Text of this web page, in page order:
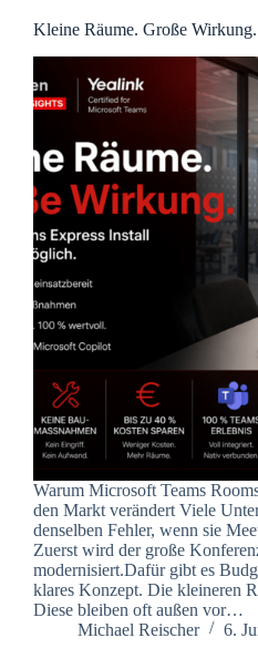
Kleine Räume. Große Wirkung.
Warum Microsoft Teams
den Markt verändert Viele
denselben Fehler, wenn sie
Zuerst wird der große
modernisiert.Dafür gibt es
klares Konzept. Die kleineren
Diese bleiben oft außen vor…
Michael Reischer
6.